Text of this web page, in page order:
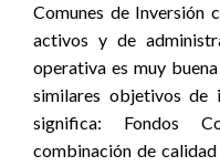
Comunes de Inversión
activos y de
operativa es muy
similares objetivos de
significa: Fondos
combinación de